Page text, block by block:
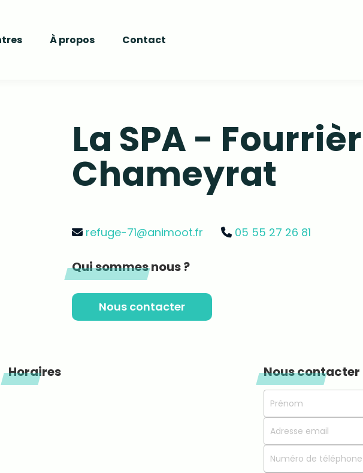
À propos Contact
La SPA -
Chameyrat
refuge-71@animoot.fr 05 55 27 26 81
Qui sommes nous ?
Nous contacter
Horaires Nous contacter